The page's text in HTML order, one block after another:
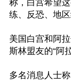
称，白宫希望
练、反恐、地
美国白宫和阿
斯林盟友的“阿
多名消息人士